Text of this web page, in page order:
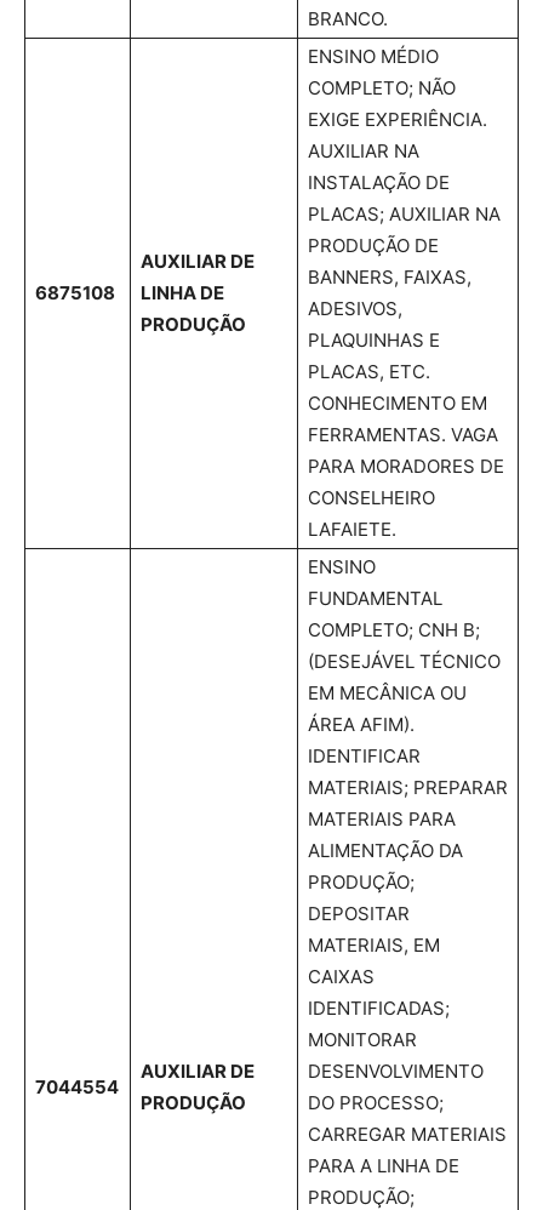
BRANCO.
6875108
AUXILIAR DE
LINHA DE
PRODUÇÃO
ENSINO MÉDIO
COMPLETO; NÃO
EXIGE EXPERIÊNCIA.
AUXILIAR NA
INSTALAÇÃO DE
PLACAS; AUXILIAR NA
PRODUÇÃO DE
BANNERS, FAIXAS,
ADESIVOS,
PLAQUINHAS E
PLACAS, ETC.
CONHECIMENTO EM
FERRAMENTAS. VAGA
PARA MORADORES DE
CONSELHEIRO
LAFAIETE.
7044554
AUXILIAR DE
PRODUÇÃO
ENSINO
FUNDAMENTAL
COMPLETO; CNH B;
(DESEJÁVEL TÉCNICO
EM MECÂNICA OU
ÁREA AFIM).
IDENTIFICAR
MATERIAIS; PREPARAR
MATERIAIS PARA
ALIMENTAÇÃO DA
PRODUÇÃO;
DEPOSITAR
MATERIAIS, EM
CAIXAS
IDENTIFICADAS;
MONITORAR
DESENVOLVIMENTO
DO PROCESSO;
CARREGAR MATERIAIS
PARA A LINHA DE
PRODUÇÃO;